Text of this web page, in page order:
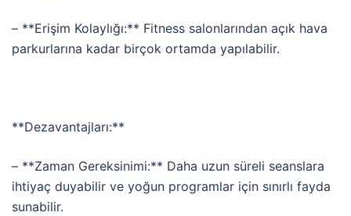
– **Erişim Kolaylığı:** Fitness salonlarından açık hava
parkurlarına kadar birçok ortamda yapılabilir.
**Dezavantajları:**
– **Zaman Gereksinimi:** Daha uzun süreli seanslara
ihtiyaç duyabilir ve yoğun programlar için sınırlı fayda
sunabilir.